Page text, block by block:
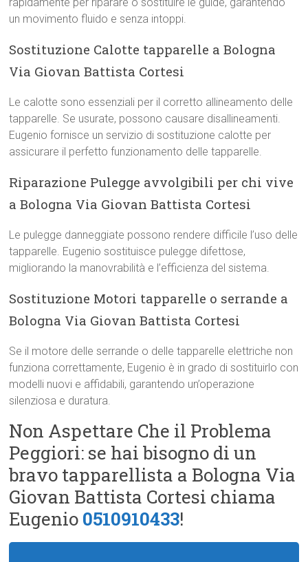
un movimento fluido e senza intoppi.
Sostituzione Calotte tapparelle a Bologna
Via Giovan Battista Cortesi
Le calotte sono essenziali per il corretto allineamento delle
tapparelle. Se usurate, possono causare disallineamenti.
Eugenio fornisce un servizio di sostituzione calotte per
assicurare il perfetto funzionamento delle tapparelle.
Riparazione Pulegge avvolgibili per chi vive
a Bologna Via Giovan Battista Cortesi
Le pulegge danneggiate possono rendere difficile l’uso delle
tapparelle. Eugenio sostituisce pulegge difettose,
migliorando la manovrabilità e l’efficienza del sistema.
Sostituzione Motori tapparelle o serrande a
Bologna Via Giovan Battista Cortesi
Se il motore delle serrande o delle tapparelle elettriche non
funziona correttamente, Eugenio è in grado di sostituirlo con
modelli nuovi e affidabili, garantendo un’operazione
silenziosa e duratura.
Non Aspettare Che il Problema
Peggiori: se hai bisogno di un
bravo tapparellista a Bologna Via
Giovan Battista Cortesi chiama
Eugenio 0510910433!